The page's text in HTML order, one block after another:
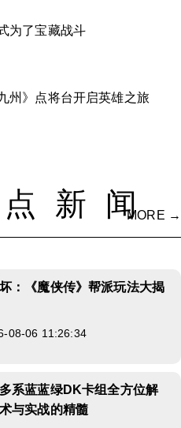
为了宝藏战斗
州》点将台开启英雄之旅
新闻
MORE →
：《魔侠传》帮派玩法大揭
08-06 11:26:34
多系蓝蓝绿DK卡组全方位解
与实战的精髓